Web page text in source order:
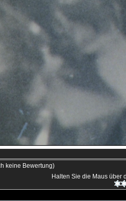
keine Bewertung)
Halten Sie die Maus über